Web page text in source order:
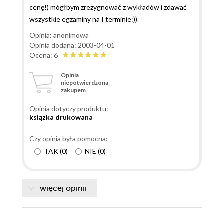
cenę!) mógłbym zrezygnować z wykładów i zdawać
wszystkie egzaminy na I terminie:))
Opinia: anonimowa
Opinia dodana: 2003-04-01
Ocena: 6
Opinia
niepotwierdzona
zakupem
Opinia dotyczy produktu:
ksiązka drukowana
Czy opinia była pomocna:
TAK(0) NIE (0)
więcej opinii